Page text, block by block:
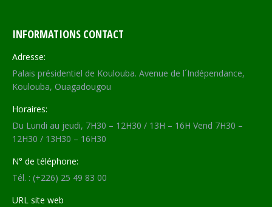
INFORMATIONS CONTACT
Adresse:
Palais présidentiel de Koulouba. Avenue de l´Indépendance,
Koulouba, Ouagadougou
Horaires:
Du Lundi au jeudi, 7H30 – 12H30 / 13H – 16H Vend 7H30 –
12H30 / 13H30 – 16H30
N° de téléphone:
Tél. : (+226) 25 49 83 00
URL site web